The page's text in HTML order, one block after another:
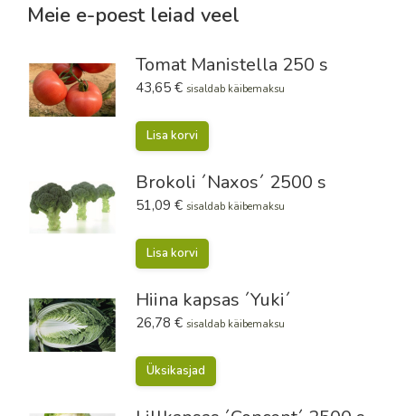
Meie e-poest leiad veel
Tomat Manistella 250 s
43,65 € sisaldab käibemaksu
Lisa korvi
Brokoli ´Naxos´ 2500 s
51,09 € sisaldab käibemaksu
Lisa korvi
Hiina kapsas ´Yuki´
26,78 € sisaldab käibemaksu
Üksikasjad